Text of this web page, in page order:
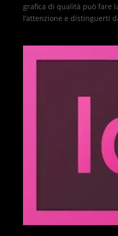
grafica di qualità può fare
l’attenzione e distinguerti